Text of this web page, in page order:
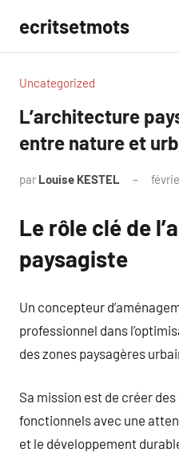
contenu
ecritsetmots
Uncategorized
L’architecture
entre nature et
par Louise KESTEL
Le rôle clé de
paysagiste
Un concepteur
professionnel dans
des zones paysagères
Sa mission est de créer
fonctionnels avec une
et le développement